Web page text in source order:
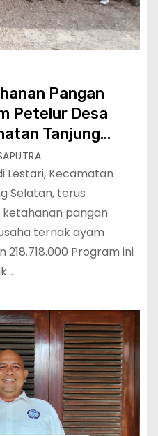
Pangan
Petelur Desa
Tanjung
Lestari, Kecamatan
Selatan, terus
pangan
ternak ayam
Program ini